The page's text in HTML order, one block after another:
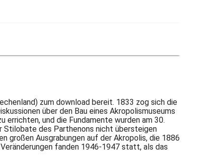
zum download bereit. 1833 zog sich die
über den Bau eines Akropolismuseums
und die Fundamente wurden am 30.
Stilobate des Parthenons nicht übersteigen
großen Ausgrabungen auf der Akropolis, die 1886
fanden 1946-1947 statt, als das